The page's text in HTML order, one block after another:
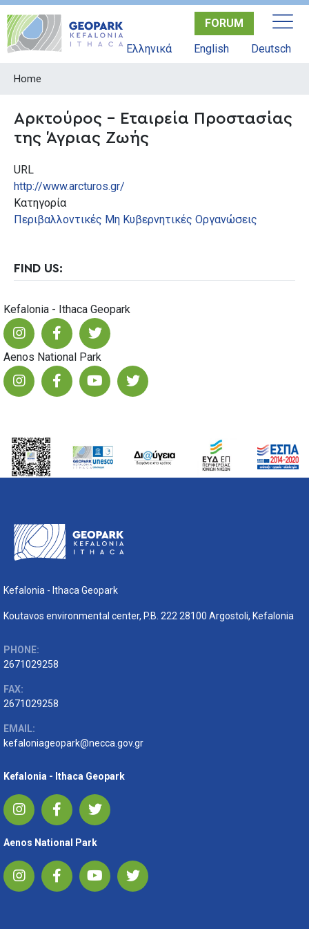
Skip
main
FORUM
Ελληνικά
English Deutsch
Home
Αρκτούρος - Εταιρεία Προστασίας
της Άγριας Ζωής
URL
http://www.arcturos.gr/
Κατηγορία
Περιβαλλοντικές Μη Κυβερνητικές Οργανώσεις
FIND US:
Kefalonia - Ithaca Geopark
Aenos National Park
Kefalonia - Ithaca Geopark
Koutavos environmental center, P.B. 222 28100 Argostoli, Kefalonia
PHONE:
2671029258
FAX:
2671029258
EMAIL:
kefaloniageopark@necca.gov.gr
Kefalonia - Ithaca Geopark
Aenos National Park